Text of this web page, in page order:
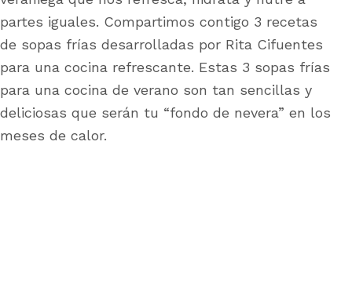
partes iguales. Compartimos contigo 3 recetas
de sopas frías desarrolladas por Rita Cifuentes
para una cocina refrescante. Estas 3 sopas frías
para una cocina de verano son tan sencillas y
deliciosas que serán tu “fondo de nevera” en los
meses de calor.